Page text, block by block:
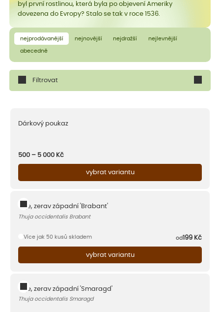
byl první rostlinou, která byla po objevení Ameriky
dovezena do Evropy? Stalo se tak v roce 1536.
nejprodávanější nejnovější nejdražší nejlevnější
abecedně
Filtrovat
Dárkový poukaz
500 – 5 000 Kč
vybrat variantu
Túje, zerav západní 'Brabant'
Thuja occidentalis Brabant
Více jak 50 kusů skladem od 199 Kč
vybrat variantu
Túje, zerav západní 'Smaragd'
Thuja occidentalis Smaragd